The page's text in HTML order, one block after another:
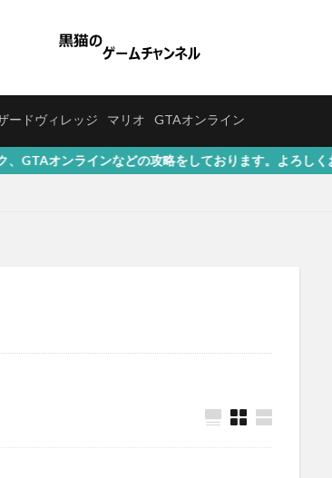
ードヴィレッジ マリオ GTAオンライン
どの攻略をしております。よろしくお願いいたします